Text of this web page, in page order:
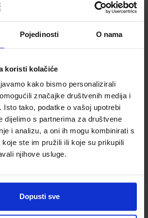
Pojedinosti O nama
koristi kolačiće
kako bismo personalizirali
značajke društvenih medija i
Isto tako, podatke o vašoj upotrebi
dijelimo s partnerima za društvene
i analizu, a oni ih mogu kombinirati s
koje ste im pružili ili koje su prikupili
njihove usluge.
Dopusti sve
I DOPISIVANJE 1;
2. razred upravno-
Ramljak
KNJIGA d.d.
Registarski
1328
20,10 €
I DOPISIVANJE 2;